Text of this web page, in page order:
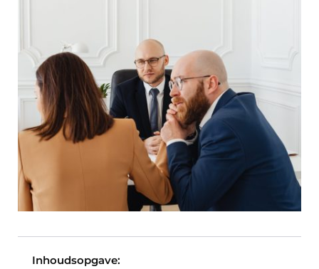
Inhoudsopgave: